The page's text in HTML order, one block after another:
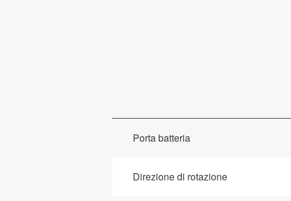
Porta batteria
Direzione di rotazione